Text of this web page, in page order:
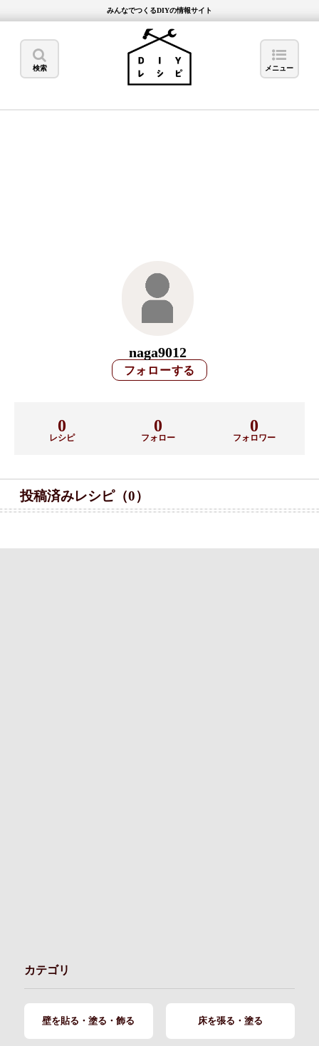
みんなでつくるDIYの情報サイト
検索 メニュー
naga9012
0
レシピ
0
フォロー
0
フォロワー
投稿済みレシピ（0）
カテゴリ
壁を貼る・塗る・飾る 床を張る・塗る